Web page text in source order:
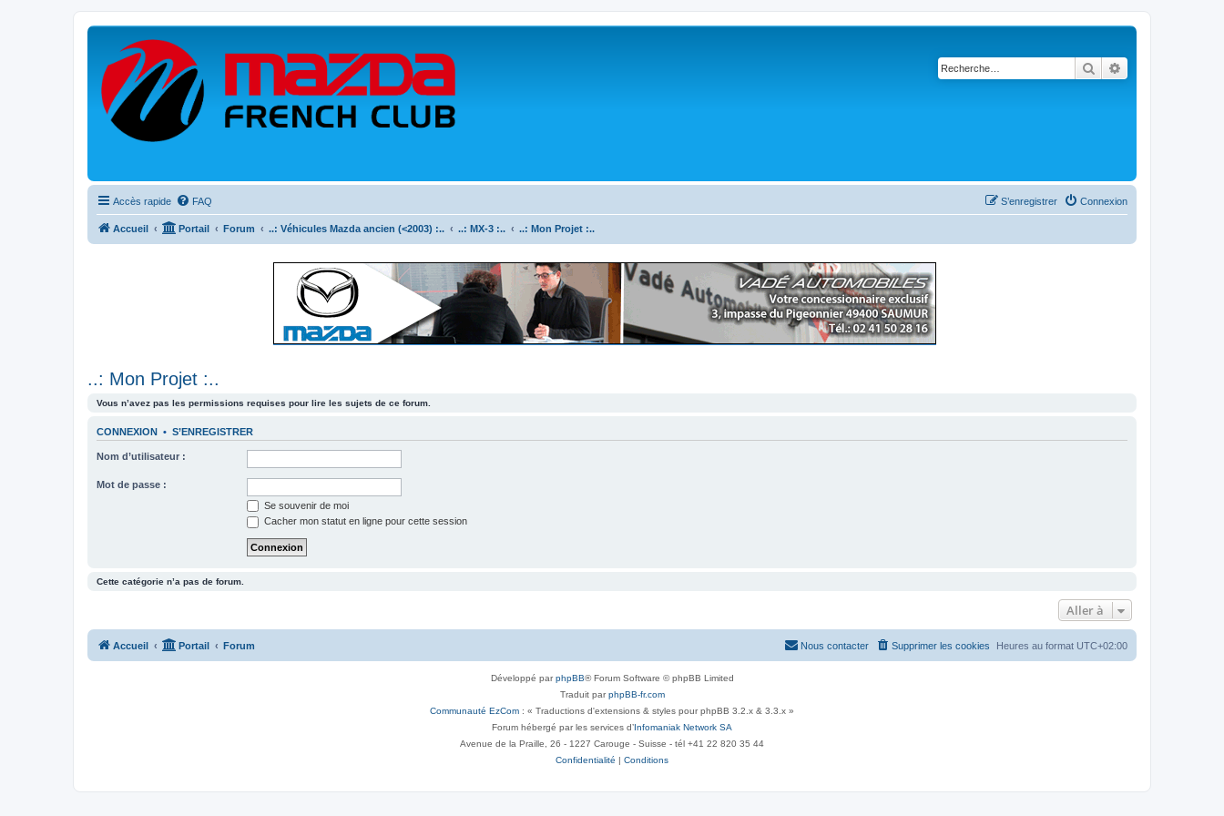
Rechercher
Accès rapide FAQ Connexion
S’enregistrer
Accueil Portail Forum ..: Véhicules Mazda ancien (<2003) :.. ..: MX-3 :.. ..: Mon Projet :..
..: Mon Projet :..
Vous n’avez pas les permissions requises pour lire les sujets de ce forum.
CONNEXION • S’ENREGISTRER
Nom d’utilisateur :
Mot de passe :
Se souvenir de moi
Cacher mon statut en ligne pour cette session
Cette catégorie n’a pas de forum.
Aller à
Accueil Portail Forum Heures au format UTC+02:00
Supprimer les cookies
Nous contacter
Développé parphpBB® Forum Software © phpBB Limited
Traduit parphpBB-fr.com
Communauté EzCom : « Traductions d'extensions & styles pour phpBB 3.2.x & 3.3.x »
Forum hébergé par les services d’Infomaniak Network SA
Avenue de la Praille, 26 - 1227 Carouge - Suisse - tél +41 22 820 35 44
Confidentialité | Conditions